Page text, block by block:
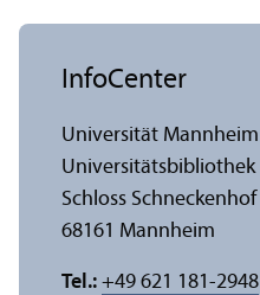
InfoCenter
Universität Mannheim
Universitäts­bibliothek
Schloss Schneckenhof
68161 Mannheim
Tel.: +49 621 181-2948